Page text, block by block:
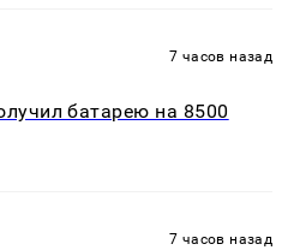
7 часов назад
батарею на 8500
7 часов назад